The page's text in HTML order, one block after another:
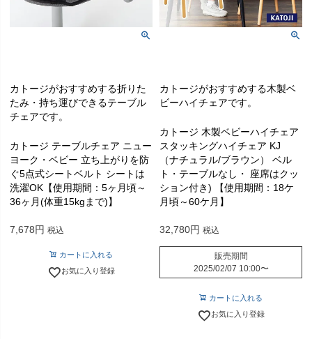
カトージがおすすめする折りた
たみ・持ち運びできるテーブル
チェアです。
カトージ テーブルチェア ニュー
ヨーク・ベビー 立ち上がりを防
ぐ5点式シートベルト シートは
洗濯OK【使用期間：5ヶ月頃～
36ヶ月(体重15kgまで)】
7,678 税込
カートに入れる
お気に入り登録
カトージがおすすめする木製ベ
ビーハイチェアです。
カトージ 木製ベビーハイチェア
スタッキングハイチェア KJ
（ナチュラル/ブラウン） ベル
ト・テーブルなし・ 座席はクッ
ション付き) 【使用期間：18ケ
月頃～60ケ月】
32,780 税込
販売期間
2025/02/07 10:00〜
カートに入れる
お気に入り登録